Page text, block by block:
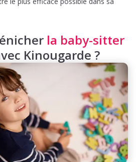
la baby-sitter
Kinougarde ?